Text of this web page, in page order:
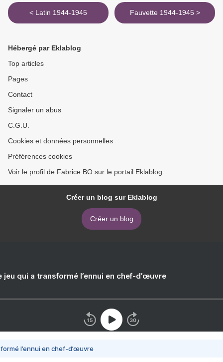
< Latin 1944-1945 Fauvette 1944-1945 >
Hébergé par Eklablog
Top articles
Pages
Contact
Signaler un abus
C.G.U.
Cookies et données personnelles
Préférences cookies
Voir le profil de Fabrice BO sur le portail Eklablog
Créer un blog sur Eklablog
Créer un blog
jeu qui a transformé l’ennui en chef-d’œuvre
l’ennui en chef-d’œuvre